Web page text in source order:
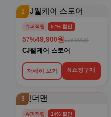
1
슈퍼적립 57% 할인
57%49,900원 116,000원
CJ웰케어 스토어
자세히 보기 N쇼핑구매
3
슈퍼적립 14% 할인